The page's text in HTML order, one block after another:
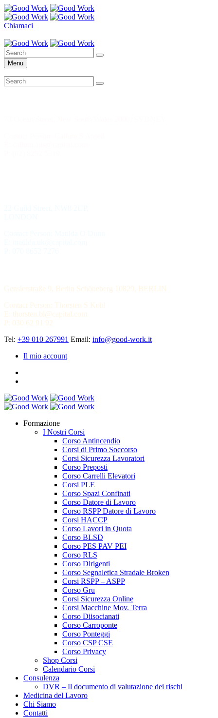
Chiamaci
Menu
Genslerstraße 9, Berlin Schöneberg 10829, BERLIN
Contact Person: Thorsten S Kohl
E: thorsten.bl@capital.com
P: 030 62 91 92
Tel: +39 010 267991 Email: info@good-work.it
Il mio account
Formazione
I Nostri Corsi
Corso Antincendio
Corsi di Primo Soccorso
Corsi Sicurezza Lavoratori
Corso Preposti
Corso Carrelli Elevatori
Corsi PLE
Corso Spazi Confinati
Corso Datore di Lavoro
Corso RSPP Datore di Lavoro
Corsi HACCP
Corso Lavori in Quota
Corso BLSD
Corso PES PAV PEI
Corso RLS
Corso Dirigenti
Corso Segnaletica Stradale Broken
Corsi RSPP – ASPP
Corso Gru
Corsi Sicurezza Online
Corsi Macchine Mov. Terra
Corso Diisocianati
Corso Carroponte
Corso Ponteggi
Corso CSP CSE
Corso Privacy
Shop Corsi
Calendario Corsi
Consulenza
DVR – Il documento di valutazione dei rischi
Medicina del Lavoro
Chi Siamo
Contatti